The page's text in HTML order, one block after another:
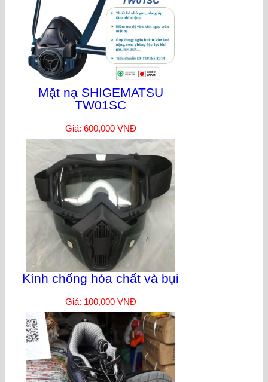
Mặt nạ SHIGEMATSU
TW01SC
Giá: 600,000 VNĐ
Kính chống hóa chất và bụi
Giá: 100,000 VNĐ